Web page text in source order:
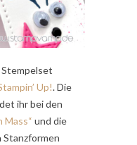
Up!. Die
ihr bei den
Mass“ und die
Stanzformen